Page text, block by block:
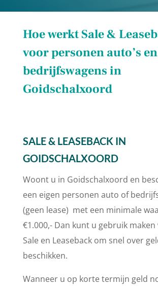
Hoe werkt Sale &
voor personen auto’s en
bedrijfswagens in
Goidschalxoord
SALE & LEASEBACK IN
GOIDSCHALXOORD
Woont u in Goidschalxoord en
een eigen personen auto of
(geen lease) met een minimale
€1.000,- Dan kunt u gebruik maken
Sale en Leaseback om snel over
beschikken.
Wanneer u op korte termijn geld